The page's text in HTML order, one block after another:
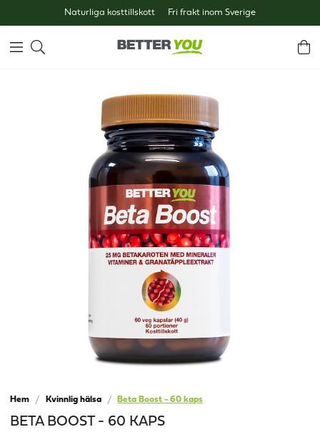
Naturliga kosttillskott Fri frakt inom Sverige
Hem Kvinnlig hälsa Beta Boost - 60 kaps
BETA BOOST - 60 KAPS